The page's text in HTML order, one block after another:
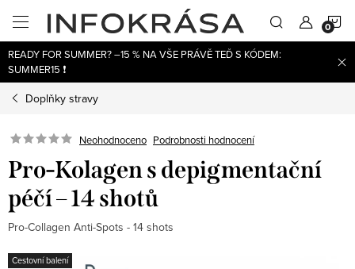
obsah
READY FOR SUMMER? –15 % NA VŠE PRÁVĚ TEĎ S KÓDEM:
SUMMER15 ❗
Doplňky stravy
Neohodnoceno Podrobnosti hodnocení
Pro-Kolagen s depigmentační
péčí – 14 shotů
Pro-Collagen Anti-Spots - 14 shots
Cestovní balení